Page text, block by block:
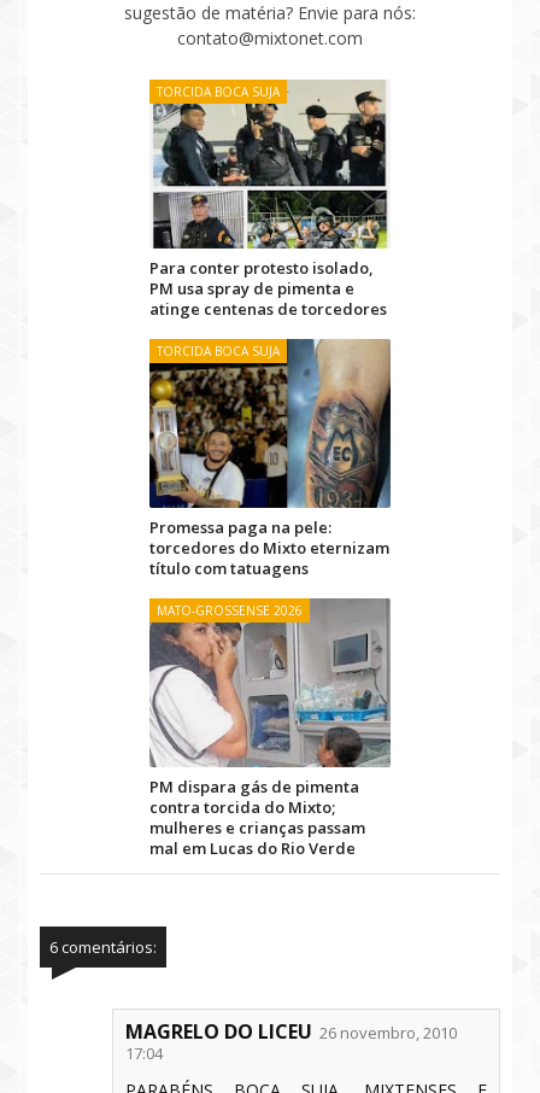
sugestão de matéria? Envie para nós:
contato@mixtonet.com
TORCIDA BOCA SUJA
Para conter protesto isolado,
PM usa spray de pimenta e
atinge centenas de torcedores
TORCIDA BOCA SUJA
Promessa paga na pele:
torcedores do Mixto eternizam
título com tatuagens
MATO-GROSSENSE 2026
PM dispara gás de pimenta
contra torcida do Mixto;
mulheres e crianças passam
mal em Lucas do Rio Verde
6 comentários:
MAGRELO DO LICEU 26 novembro, 2010
17:04